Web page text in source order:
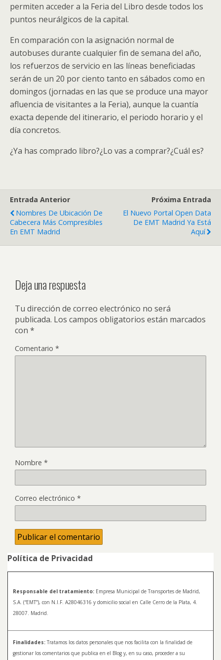
permiten acceder a la Feria del Libro desde todos los
puntos neurálgicos de la capital.
En comparación con la asignación normal de
autobuses durante cualquier fin de semana del año,
los refuerzos de servicio en las líneas beneficiadas
serán de un 20 por ciento tanto en sábados como en
domingos (jornadas en las que se produce una mayor
afluencia de visitantes a la Feria), aunque la cuantía
exacta depende del itinerario, el periodo horario y el
día concretos.
¿Ya has comprado libro?¿Lo vas a comprar?¿Cuál es?
Entrada Anterior
Nombres De Ubicación De
Cabecera Más Compresibles
En EMT Madrid
Próxima Entrada
El Nuevo Portal Open Data
De EMT Madrid Ya Está
Aquí
Deja una respuesta
Tu dirección de correo electrónico no será
publicada. Los campos obligatorios están marcados
con *
Comentario *
Nombre *
Correo electrónico *
Política de Privacidad
Responsable del tratamiento: Empresa Municipal de Transportes de Madrid,
S.A. (“EMT”), con N.I.F. A28046316 y domicilio social en Calle Cerro de la Plata, 4.
28007. Madrid.
Finalidades: Tratamos los datos personales que nos facilita con la finalidad de
gestionar los comentarios que publica en el Blog y, en su caso, proceder a su